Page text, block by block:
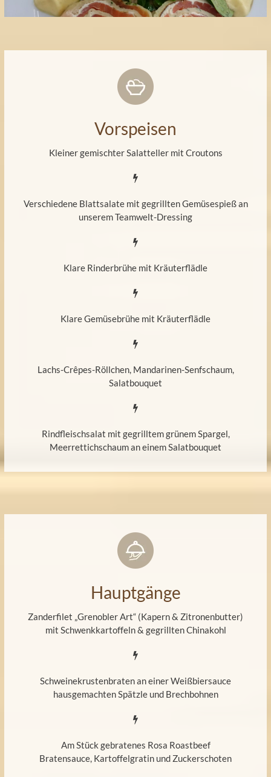
Vorspeisen
Kleiner gemischter Salatteller mit Croutons
Verschiedene Blattsalate mit gegrillten Gemüsespieß an
unserem Teamwelt-Dressing
Klare Rinderbrühe mit Kräuterflädle
Klare Gemüsebrühe mit Kräuterflädle
Lachs-Crêpes-Röllchen, Mandarinen-Senfschaum,
Salatbouquet
Rindfleischsalat mit gegrilltem grünem Spargel,
Meerrettichschaum an einem Salatbouquet
Hauptgänge
Zanderfilet „Grenobler Art“ (Kapern & Zitronenbutter)
mit Schwenkkartoffeln & gegrillten Chinakohl
Schweinekrustenbraten an einer Weißbiersauce
hausgemachten Spätzle und Brechbohnen
Am Stück gebratenes Rosa Roastbeef
Bratensauce, Kartoffelgratin und Zuckerschoten